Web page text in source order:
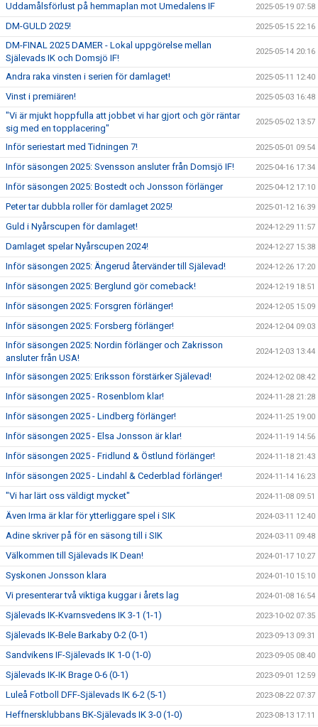
Uddamålsförlust på hemmaplan mot Umedalens IF 2025-05-19 07:58
DM-GULD 2025! 2025-05-15 22:16
DM-FINAL 2025 DAMER - Lokal uppgörelse mellan
Själevads IK och Domsjö IF!
2025-05-14 20:16
Andra raka vinsten i serien för damlaget! 2025-05-11 12:40
Vinst i premiären! 2025-05-03 16:48
"Vi är mjukt hoppfulla att jobbet vi har gjort och gör räntar
sig med en topplacering"
2025-05-02 13:57
Inför seriestart med Tidningen 7! 2025-05-01 09:54
Inför säsongen 2025: Svensson ansluter från Domsjö IF! 2025-04-16 17:34
Inför säsongen 2025: Bostedt och Jonsson förlänger 2025-04-12 17:10
Peter tar dubbla roller för damlaget 2025! 2025-01-12 16:39
Guld i Nyårscupen för damlaget! 2024-12-29 11:57
Damlaget spelar Nyårscupen 2024! 2024-12-27 15:38
Inför säsongen 2025: Ängerud återvänder till Själevad! 2024-12-26 17:20
Inför säsongen 2025: Berglund gör comeback! 2024-12-19 18:51
Inför säsongen 2025: Forsgren förlänger! 2024-12-05 15:09
Inför säsongen 2025: Forsberg förlänger! 2024-12-04 09:03
Inför säsongen 2025: Nordin förlänger och Zakrisson
ansluter från USA!
2024-12-03 13:44
Inför säsongen 2025: Eriksson förstärker Själevad! 2024-12-02 08:42
Inför säsongen 2025 - Rosenblom klar! 2024-11-28 21:28
Inför säsongen 2025 - Lindberg förlänger! 2024-11-25 19:00
Inför säsongen 2025 - Elsa Jonsson är klar! 2024-11-19 14:56
Inför säsongen 2025 - Fridlund & Östlund förlänger! 2024-11-18 21:43
Inför säsongen 2025 - Lindahl & Cederblad förlänger! 2024-11-14 16:23
"Vi har lärt oss väldigt mycket" 2024-11-08 09:51
Även Irma är klar för ytterliggare spel i SIK 2024-03-11 12:40
Adine skriver på för en säsong till i SIK 2024-03-11 09:48
Välkommen till Själevads IK Dean! 2024-01-17 10:27
Syskonen Jonsson klara 2024-01-10 15:10
Vi presenterar två viktiga kuggar i årets lag 2024-01-08 16:54
Själevads IK-Kvarnsvedens IK 3-1 (1-1) 2023-10-02 07:35
Själevads IK-Bele Barkaby 0-2 (0-1) 2023-09-13 09:31
Sandvikens IF-Själevads IK 1-0 (1-0) 2023-09-05 08:40
Själevads IK-IK Brage 0-6 (0-1) 2023-09-01 12:59
Luleå Fotboll DFF-Själevads IK 6-2 (5-1) 2023-08-22 07:37
Heffnersklubbans BK-Själevads IK 3-0 (1-0) 2023-08-13 17:11